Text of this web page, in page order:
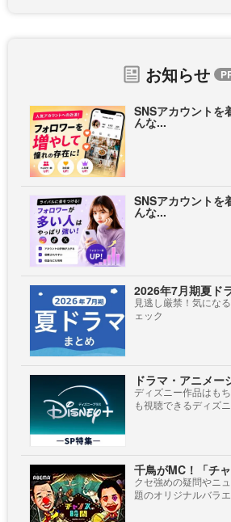
お知らせ
SNSアカウントを
んな...
SNSアカウントを
んな...
2026年7月期夏ド
見逃し厳禁！気にな
ェック
ドラマ・アニメー
ディズニー作品はも
も視聴できるディズ
千鳥がMC！「チ
クセ強めの疑問やニ
題のオリジナルバラ